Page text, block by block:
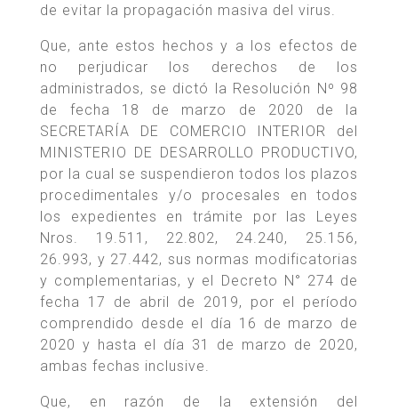
de evitar la propagación masiva del virus.
Que, ante estos hechos y a los efectos de
no perjudicar los derechos de los
administrados, se dictó la Resolución Nº 98
de fecha 18 de marzo de 2020 de la
SECRETARÍA DE COMERCIO INTERIOR del
MINISTERIO DE DESARROLLO PRODUCTIVO,
por la cual se suspendieron todos los plazos
procedimentales y/o procesales en todos
los expedientes en trámite por las Leyes
Nros. 19.511, 22.802, 24.240, 25.156,
26.993, y 27.442, sus normas modificatorias
y complementarias, y el Decreto N° 274 de
fecha 17 de abril de 2019, por el período
comprendido desde el día 16 de marzo de
2020 y hasta el día 31 de marzo de 2020,
ambas fechas inclusive.
Que, en razón de la extensión del